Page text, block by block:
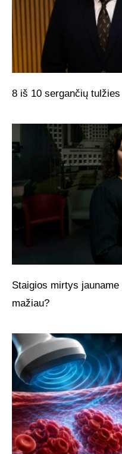
8 iš 10 sergančių
Staigios mirtys
mažiau?